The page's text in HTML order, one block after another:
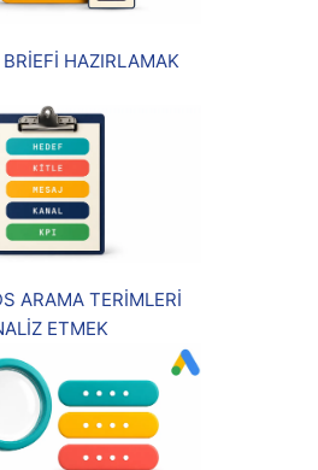
HAZIRLAMAK
ARAMA TERİMLERİ
ETMEK